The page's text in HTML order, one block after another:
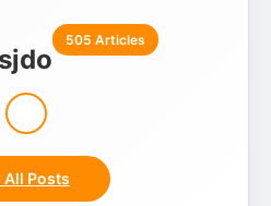
505 Articles
All Posts